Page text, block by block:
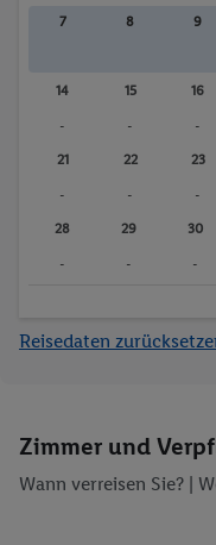
7 8 9
14
-
15
-
16
-
21
-
22
-
23
-
28
-
29
-
30
-
Reisedaten
Zimmer und
Wann verreisen Sie? |